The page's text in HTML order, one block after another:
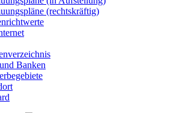
(rechtskräftig)
Banken